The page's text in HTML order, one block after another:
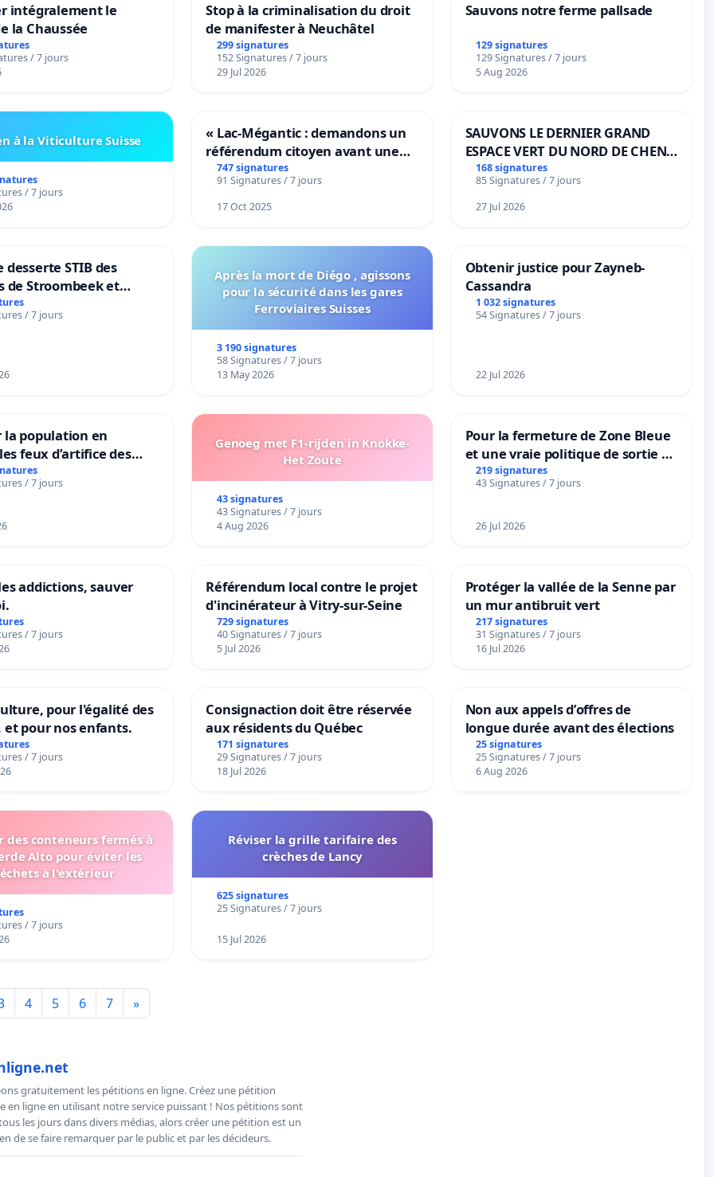
intégralement le
la Chaussée
/ 7 jours
Stop à la criminalisation du droit
de manifester à Neuchâtel
299 signatures
152 Signatures / 7 jours
29 Jul 2026
Sauvons notre ferme pallsade
129 signatures
129 Signatures / 7 jours
5 Aug 2026
à la Viticulture Suisse
/ 7 jours
« Lac-Mégantic : demandons un
référendum citoyen avant une
transformation irréversible de
notre territoire »
747 signatures
91 Signatures / 7 jours
17 Oct 2025
SAUVONS LE DERNIER GRAND
ESPACE VERT DU NORD DE CHENE-
BOUGERIES
168 signatures
85 Signatures / 7 jours
27 Jul 2026
desserte STIB des
de Stroombeek et
Voor een MIVB-
van de wijken
/ 7 jours
Après la mort de Diégo , agissons
pour la sécurité dans les gares
Ferroviaires Suisses
3 190 signatures
58 Signatures / 7 jours
13 May 2026
Obtenir justice pour Zayneb-
Cassandra
1 032 signatures
54 Signatures / 7 jours
22 Jul 2026
la population en
feux d’artifice des
/ 7 jours
Genoeg met F1-rijden in Knokke-
Het Zoute
43 signatures
43 Signatures / 7 jours
4 Aug 2026
Pour la fermeture de Zone Bleue
et une vraie politique de sortie de
la dépendance
219 signatures
43 Signatures / 7 jours
26 Jul 2026
addictions, sauver
/ 7 jours
Référendum local contre le projet
d'incinérateur à Vitry-sur-Seine
729 signatures
40 Signatures / 7 jours
5 Jul 2026
Protéger la vallée de la Senne par
un mur antibruit vert
217 signatures
31 Signatures / 7 jours
16 Jul 2026
pour l'égalité des
et pour nos enfants.
/ 7 jours
Consignaction doit être réservée
aux résidents du Québec
171 signatures
29 Signatures / 7 jours
18 Jul 2026
Non aux appels d’offres de
longue durée avant des élections
25 signatures
25 Signatures / 7 jours
6 Aug 2026
des conteneurs fermés à
Alto pour éviter les
à l'extérieur
/ 7 jours
Réviser la grille tarifaire des
crèches de Lancy
625 signatures
25 Signatures / 7 jours
15 Jul 2026
4 5 6 7 »
gratuitement les pétitions en ligne. Créez une pétition
en ligne en utilisant notre service puissant ! Nos pétitions sont
les jours dans divers médias, alors créer une pétition est un
de se faire remarquer par le public et par les décideurs.